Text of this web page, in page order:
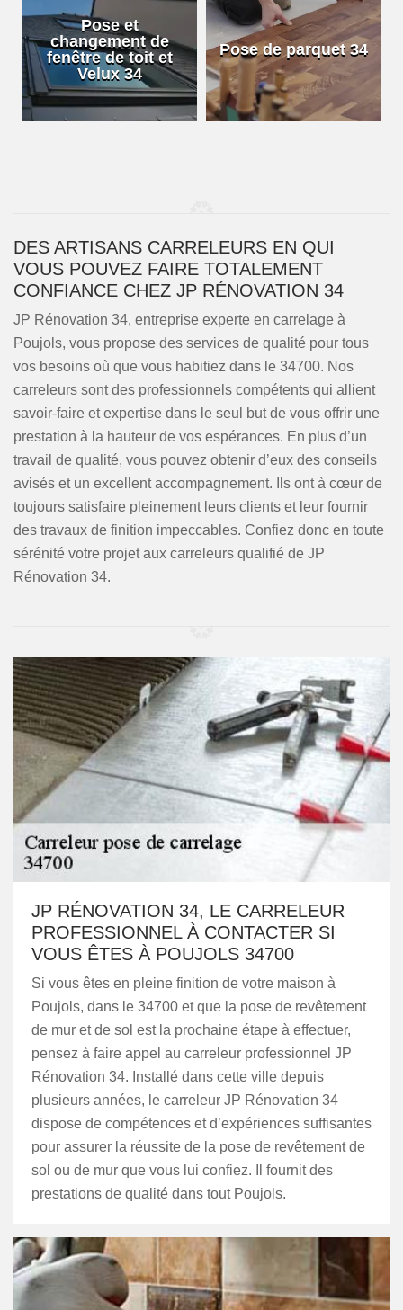
Pose et
changement de
fenêtre de toit et
Velux 34
Pose de parquet 34
DES ARTISANS CARRELEURS EN QUI
VOUS POUVEZ FAIRE TOTALEMENT
CONFIANCE CHEZ JP RÉNOVATION 34
JP Rénovation 34, entreprise experte en carrelage à
Poujols, vous propose des services de qualité pour tous
vos besoins où que vous habitiez dans le 34700. Nos
carreleurs sont des professionnels compétents qui allient
savoir-faire et expertise dans le seul but de vous offrir une
prestation à la hauteur de vos espérances. En plus d’un
travail de qualité, vous pouvez obtenir d’eux des conseils
avisés et un excellent accompagnement. Ils ont à cœur de
toujours satisfaire pleinement leurs clients et leur fournir
des travaux de finition impeccables. Confiez donc en toute
sérénité votre projet aux carreleurs qualifié de JP
Rénovation 34.
JP RÉNOVATION 34, LE CARRELEUR
PROFESSIONNEL À CONTACTER SI
VOUS ÊTES À POUJOLS 34700
Si vous êtes en pleine finition de votre maison à
Poujols, dans le 34700 et que la pose de revêtement
de mur et de sol est la prochaine étape à effectuer,
pensez à faire appel au carreleur professionnel JP
Rénovation 34. Installé dans cette ville depuis
plusieurs années, le carreleur JP Rénovation 34
dispose de compétences et d’expériences suffisantes
pour assurer la réussite de la pose de revêtement de
sol ou de mur que vous lui confiez. Il fournit des
prestations de qualité dans tout Poujols.